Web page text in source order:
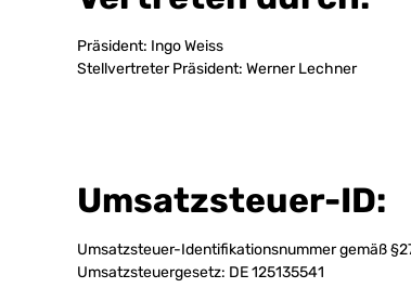
Präsident: Ingo Weiss
Stellvertreter Präsident: Werner Lechner
Umsatzsteuer-ID:
Umsatzsteuer-Identifikationsnummer gemäß
Umsatzsteuergesetz: DE 125135541